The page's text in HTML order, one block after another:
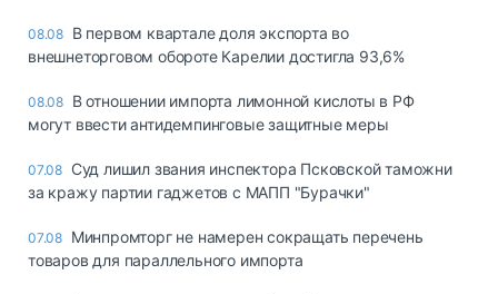
08.08 В первом квартале доля экспорта во
внешнеторговом обороте Карелии достигла 93,6%
08.08 В отношении импорта лимонной кислоты в РФ
могут ввести антидемпинговые защитные меры
07.08 Суд лишил звания инспектора Псковской таможни
за кражу партии гаджетов с МАПП "Бурачки"
07.08 Минпромторг не намерен сокращать перечень
товаров для параллельного импорта